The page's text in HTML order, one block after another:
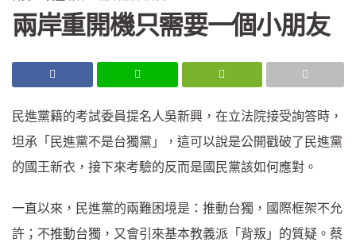
兩岸重開機只需要一個小朋友
民進黨籍的考試委員提名人吳新興，在立法院接受詢答時，
坦承「民進黨不是台獨黨」，這可以說是公開戳破了民進黨
的國王新衣，接下來考驗的反而是國民黨該如何應對。
一直以來，民進黨的兩難困境是：推動台獨，國際框架不允
許；不推動台獨，又會引來基本教義派「背叛」的質疑。蔡